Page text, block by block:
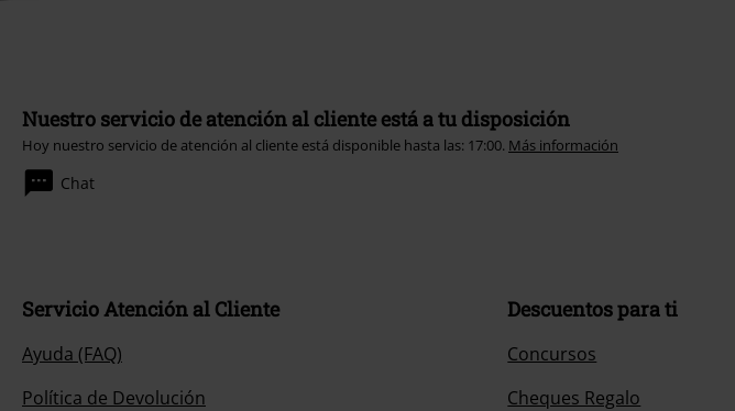
Nuestro servicio de atención al cliente está a tu disposición
Hoy nuestro servicio de atención al cliente está disponible hasta las: 17:00. Más información
Chat
Servicio Atención al Cliente
Ayuda (FAQ)
Política de Devolución
Descuentos para ti
Concursos
Cheques Regalo